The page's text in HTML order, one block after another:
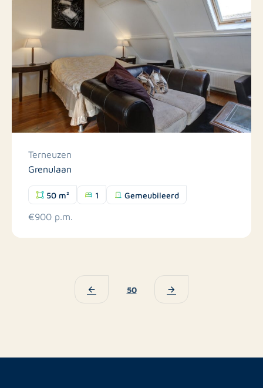
Terneuzen
Grenulaan
50 m² 1 Gemeubileerd
€900 p.m.
50